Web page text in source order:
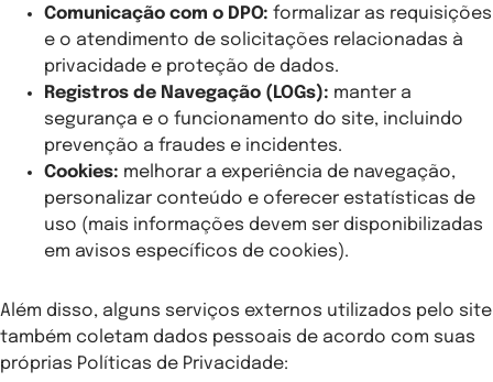
Comunicação com o DPO: formalizar as requisições
e o atendimento de solicitações relacionadas à
privacidade e proteção de dados.
Registros de Navegação (LOGs): manter a
segurança e o funcionamento do site, incluindo
prevenção a fraudes e incidentes.
Cookies: melhorar a experiência de navegação,
personalizar conteúdo e oferecer estatísticas de
uso (mais informações devem ser disponibilizadas
em avisos específicos de cookies).
Além disso, alguns serviços externos utilizados pelo site
também coletam dados pessoais de acordo com suas
próprias Políticas de Privacidade: